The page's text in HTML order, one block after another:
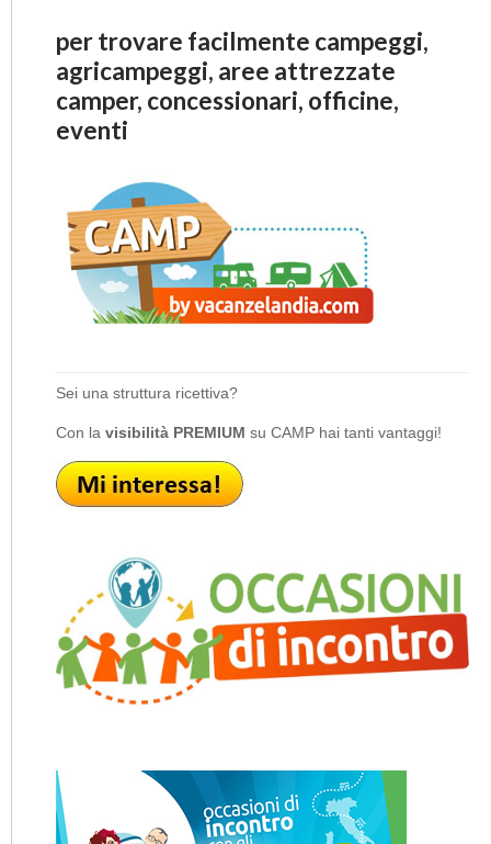
per trovare facilmente campeggi,
agricampeggi, aree attrezzate
camper, concessionari, officine,
eventi
Sei una struttura ricettiva?
Con la visibilità PREMIUM su CAMP hai tanti vantaggi!